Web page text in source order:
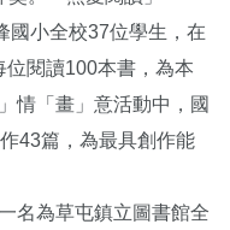
國小全校37位學生，在
閱讀100本書，為本
情「畫」意活動中，國
43篇，為最具創作能
名為草屯鎮立圖書館全